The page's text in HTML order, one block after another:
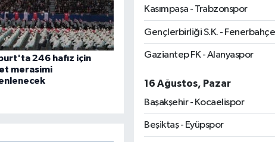
246 hafız için
merasimi
Kasımpaşa - Trabzonspor
Gençlerbirliği S.K. - Fenerbahçe
Gaziantep FK - Alanyaspor
16 Ağustos, Pazar
Başakşehir - Kocaelispor
Beşiktaş - Eyüpspor